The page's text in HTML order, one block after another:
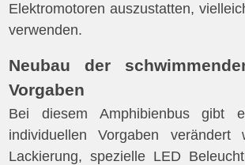
Elektromotoren auszustatten,
verwenden.
Neubau der
Vorgaben
Bei diesem Amphibienbus gibt
individuellen Vorgaben
Lackierung, spezielle LED